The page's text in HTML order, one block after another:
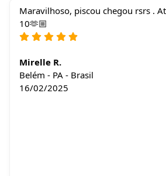
Maravilhoso, piscou chegou rsrs .
10🫶🏼
Mirelle R.
Belém - PA - Brasil
16/02/2025